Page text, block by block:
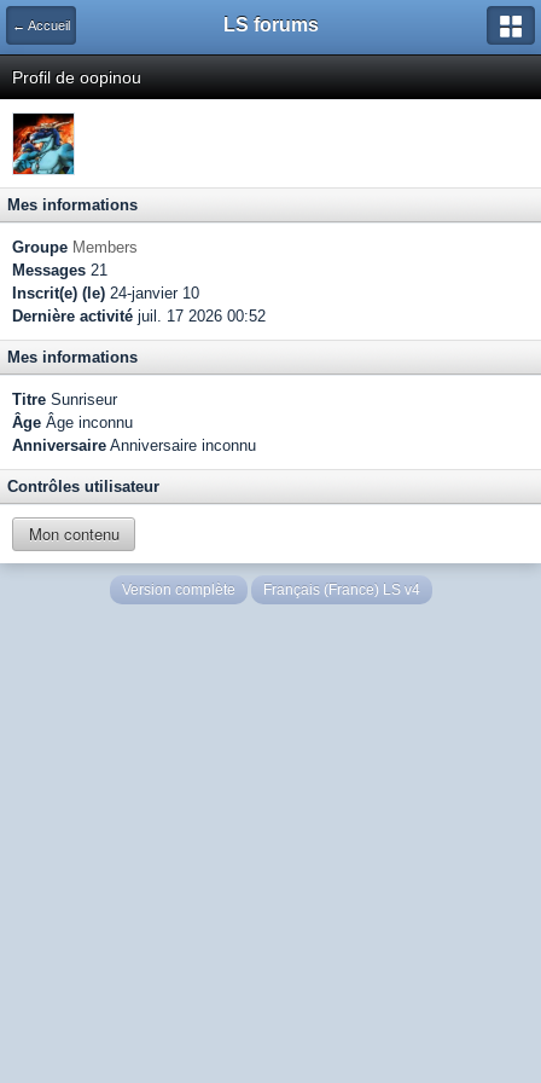
← Accueil LS forums
Profil de oopinou
Mes informations
Groupe Members
Messages 21
Inscrit(e) (le) 24-janvier 10
Dernière activité juil. 17 2026 00:52
Mes informations
Titre Sunriseur
Âge Âge inconnu
Anniversaire Anniversaire inconnu
Contrôles utilisateur
Mon contenu
Version complète Français (France) LS v4